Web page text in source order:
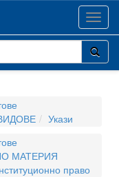
Укази
МАТЕРИЯ
право